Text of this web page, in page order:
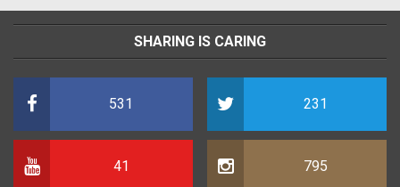
SHARING IS CARING
531 231
41 795